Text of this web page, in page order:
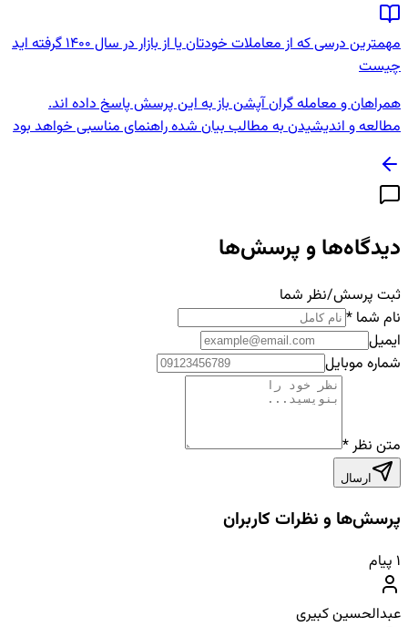
مهمترین درسی که از معاملات خودتان یا از بازار در سال 1400 گرفته اید
چیست
همراهان و معامله گران آپشن باز به این پرسش پاسخ داده اند.
مطالعه و اندیشیدن به مطالب بیان شده راهنمای مناسبی خواهد بود
دیدگاه‌ها و پرسش‌ها
ثبت پرسش/نظر شما
نام شما *
ایمیل
شماره موبایل
متن نظر*
ارسال
پرسش‌ها و نظرات کاربران
۱ پیام
عبدالحسین کبیری